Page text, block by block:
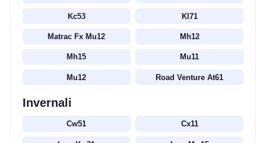
Kc53 Kl71
Matrac Fx Mu12 Mh12
Mh15 Mu11
Mu12 Road Venture At61
Invernali
Cw51 Cx11